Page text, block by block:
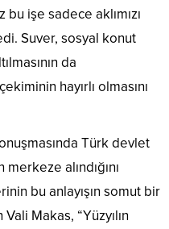
işe sadece aklımızı
Suver, sosyal konut
da
hayırlı olmasını
Türk devlet
alındığını
bu anlayışın somut bir
Makas, “Yüzyılın